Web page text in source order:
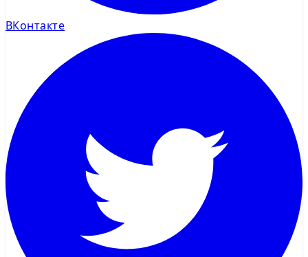
ВКонтакте